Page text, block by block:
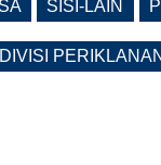
SISI-LAIN
DIVISI